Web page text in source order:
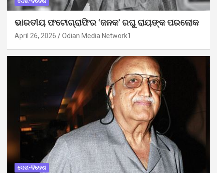
ଭାରତୀୟ ଫଟୋଗ୍ରାଫିର ‘ଜନକ’ ରଘୁ ରାୟଙ୍କ ପରଲୋକ
April 26, 2026 Odian Media Network1
ଦେଶ-ବିଦେଶ